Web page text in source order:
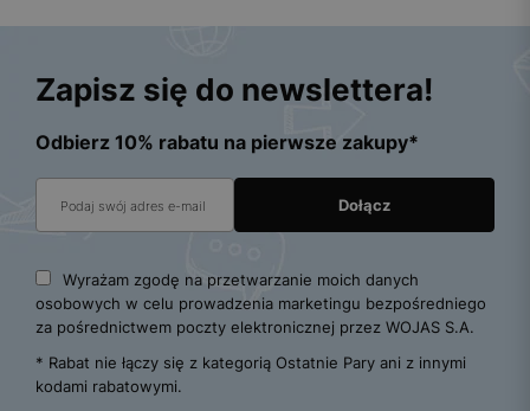
Zapisz się do newslettera!
Odbierz 10% rabatu na pierwsze zakupy*
Wyrażam zgodę na przetwarzanie moich danych
osobowych w celu prowadzenia marketingu bezpośredniego
za pośrednictwem poczty elektronicznej przez WOJAS S.A.
* Rabat nie łączy się z kategorią Ostatnie Pary ani z innymi
kodami rabatowymi.